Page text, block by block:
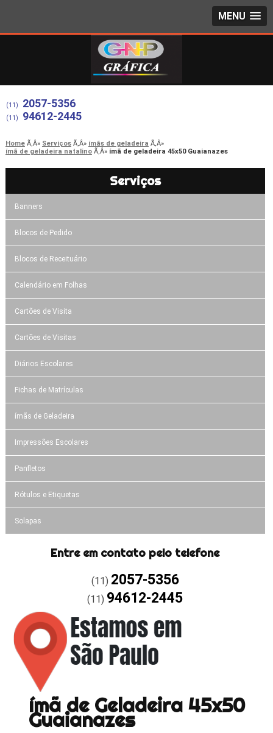
MENU
(11) 2057-5356
(11) 94612-2445
Home Serviços
ímãs de geladeira
ímã de geladeira natalino
ímã de geladeira 45x50 Guaianazes
Serviços
Banners
Blocos de Pedido
Blocos de Receituário
Calendário em Folhas
Cartões de Visita
Cartões de Visitas
Diários Escolares
Fichas de Matrículas
ímãs de Geladeira
Impressões Escolares
Panfletos
Rótulos e Etiquetas
Solapas
Entre em contato pelo telefone
(11) 2057-5356
(11) 94612-2445
ímã de Geladeira 45x50
Guaianazes